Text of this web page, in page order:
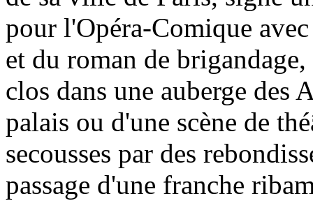
pour l'Opéra-Comique
et du roman de
clos dans une auberge des
palais ou d'une scène de
secousses par des
passage d'une franche